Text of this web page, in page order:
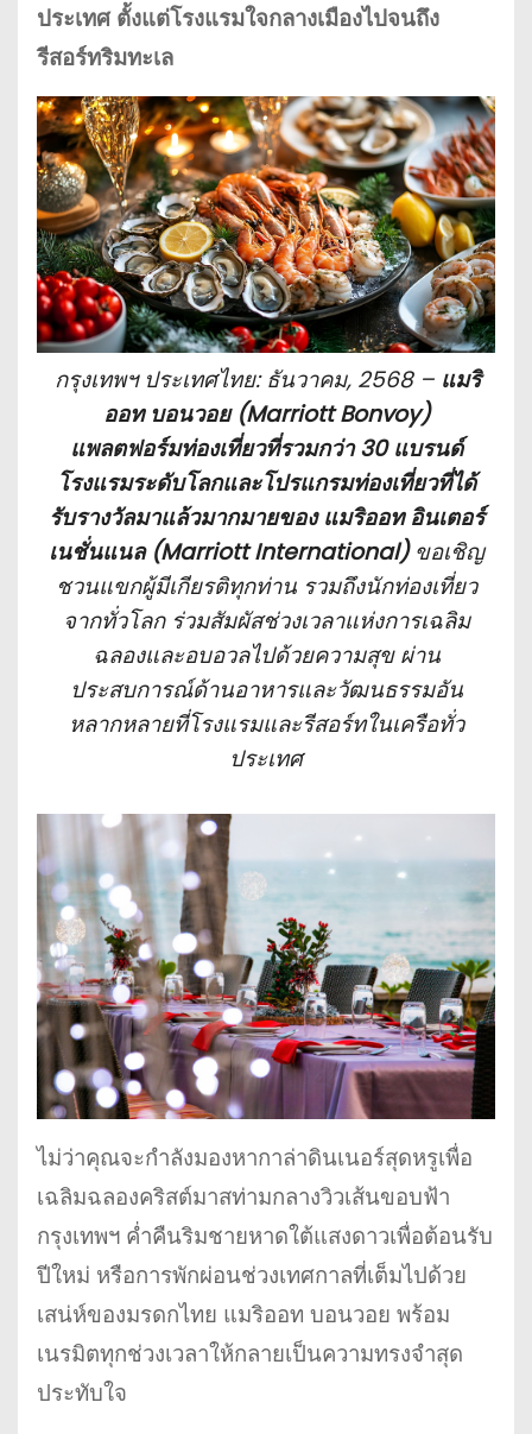
ประเทศ ตั้งแต่โรงแรมใจกลางเมืองไปจนถึง
รีสอร์ทริมทะเล
กรุงเทพฯ ประเทศไทย: ธันวาคม, 2568 – แมริ
ออท บอนวอย (Marriott Bonvoy)
แพลตฟอร์มท่องเที่ยวที่รวมกว่า 30 แบรนด์
โรงแรมระดับโลกและโปรแกรมท่องเที่ยวที่ได้
รับรางวัลมาแล้วมากมายของ แมริออท อินเตอร์
เนชั่นแนล (Marriott International)ขอเชิญ
ชวนแขกผู้มีเกียรติทุกท่าน รวมถึงนักท่องเที่ยว
จากทั่วโลก ร่วมสัมผัสช่วงเวลาแห่งการเฉลิม
ฉลองและอบอวลไปด้วยความสุข ผ่าน
ประสบการณ์ด้านอาหารและวัฒนธรรมอัน
หลากหลายที่โรงแรมและรีสอร์ทในเครือทั่ว
ประเทศ
ไม่ว่าคุณจะกำลังมองหากาล่าดินเนอร์สุดหรูเพื่อ
เฉลิมฉลองคริสต์มาสท่ามกลางวิวเส้นขอบฟ้า
กรุงเทพฯ ค่ำคืนริมชายหาดใต้แสงดาวเพื่อต้อนรับ
ปีใหม่ หรือการพักผ่อนช่วงเทศกาลที่เต็มไปด้วย
เสน่ห์ของมรดกไทย แมริออท บอนวอย พร้อม
เนรมิตทุกช่วงเวลาให้กลายเป็นความทรงจำสุด
ประทับใจ